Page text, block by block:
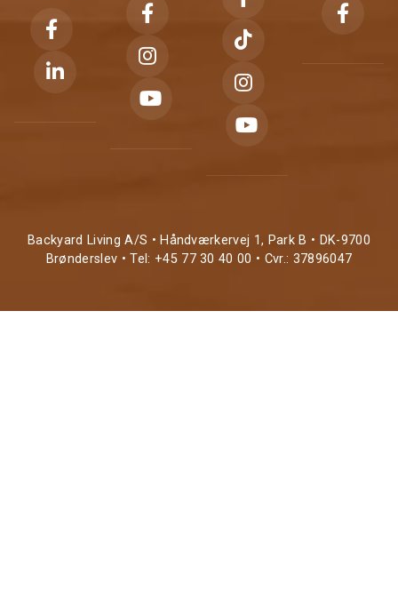
Backyard Living A/S • Håndværkervej 1, Park B • DK-9700
Brønderslev • Tel: +45 77 30 40 00 • Cvr.: 37896047